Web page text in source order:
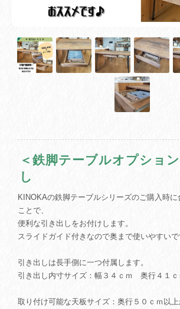
＜鉄脚テーブルオプショ
し
KINOKAの鉄脚テーブルシリーズのご購入時
ことで、
便利な引き出しをお付けします。
スライドガイド付きなので奥まで使いやすいで
引き出しは長手側に一つ付属します。
引き出し内寸サイズ：幅３４ｃｍ 奥行４１
取り付け可能な天板サイズ：奥行５０ｃｍ以